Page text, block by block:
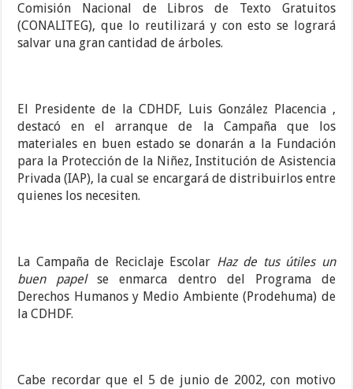
Comisión Nacional de Libros de Texto Gratuitos
(CONALITEG), que lo reutilizará y con esto se logrará
salvar una gran cantidad de árboles.
El Presidente de la CDHDF, Luis González Placencia ,
destacó en el arranque de la Campaña que los
materiales en buen estado se donarán a la Fundación
para la Protección de la Niñez, Institución de Asistencia
Privada (IAP), la cual se encargará de distribuirlos entre
quienes los necesiten.
La Campaña de Reciclaje Escolar Haz de tus útiles un
buen papelse enmarca dentro del Programa de
Derechos Humanos y Medio Ambiente (Prodehuma) de
la CDHDF.
Cabe recordar que el 5 de junio de 2002, con motivo